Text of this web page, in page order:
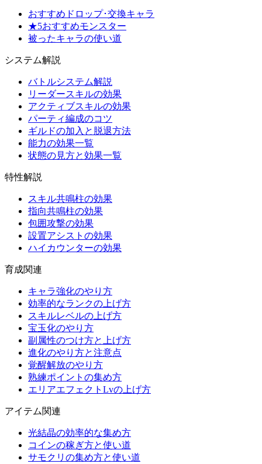
おすすめドロップ･交換キャラ
★5おすすめモンスター
被ったキャラの使い道
システム解説
バトルシステム解説
リーダースキルの効果
アクティブスキルの効果
パーティ編成のコツ
ギルドの加入と脱退方法
能力の効果一覧
状態の見方と効果一覧
特性解説
スキル共鳴柱の効果
指向共鳴柱の効果
包囲攻撃の効果
設置アシストの効果
ハイカウンターの効果
育成関連
キャラ強化のやり方
効率的なランクの上げ方
スキルレベルの上げ方
宝玉化のやり方
副属性のつけ方と上げ方
進化のやり方と注意点
覚醒解放のやり方
熟練ポイントの集め方
エリアエフェクトLvの上げ方
アイテム関連
光結晶の効率的な集め方
コインの稼ぎ方と使い道
サモクリの集め方と使い道